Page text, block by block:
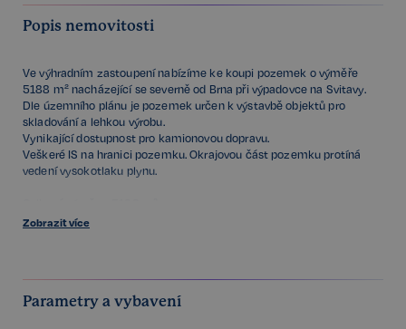
Popis nemovitosti
Ve výhradním zastoupení nabízíme ke koupi pozemek o výměře
5188 m² nacházející se severně od Brna při výpadovce na Svitavy.
Dle územního plánu je pozemek určen k výstavbě objektů pro
skladování a lehkou výrobu.
Vynikající dostupnost pro kamionovou dopravu.
Veškeré IS na hranici pozemku. Okrajovou část pozemku protíná
vedení vysokotlaku plynu.
Pozemek je rovinatý, přiléhá k hlavní komunikaci
Zobrazit více
Parametry a vybavení